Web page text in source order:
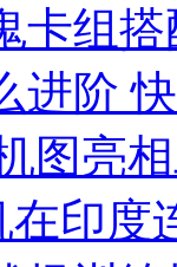
卡组
进阶
图亮
印度